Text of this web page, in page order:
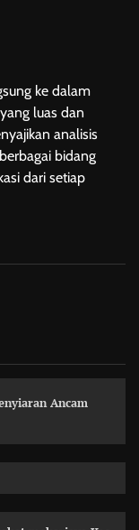
ke dalam
luas dan
analisis
bidang
dari setiap
Ancam